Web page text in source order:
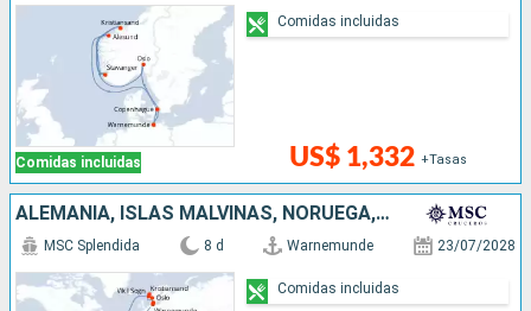
Comidas incluidas US$ 1,332 +Tasas
Comidas incluidas
ALEMANIA, ISLAS MALVINAS, NORUEGA, DINAMARCA
MSC Splendida 8 d Warnemunde 23/07/2028
Comidas incluidas